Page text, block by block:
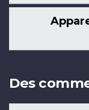
Des